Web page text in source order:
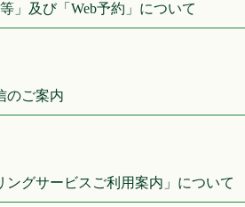
」及び「Web予約」について
のご案内
ングサービスご利用案内」について